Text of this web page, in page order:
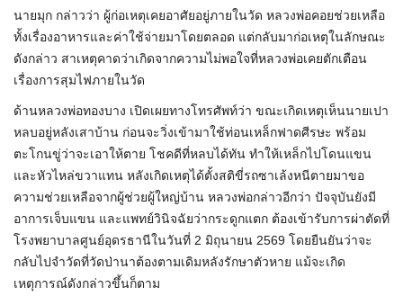
นายมุก กล่าวว่า ผู้ก่อเหตุเคยอาศัยอยู่ภายในวัด หลวงพ่อคอยช่วยเหลือ
ทั้งเรื่องอาหารและค่าใช้จ่ายมาโดยตลอด แต่กลับมาก่อเหตุในลักษณะ
ดังกล่าว สาเหตุคาดว่าเกิดจากความไม่พอใจที่หลวงพ่อเคยตักเตือน
เรื่องการสุมไฟภายในวัด
ด้านหลวงพ่อทองบาง เปิดเผยทางโทรศัพท์ว่า ขณะเกิดเหตุเห็นนายเปา
หลบอยู่หลังเสาบ้าน ก่อนจะวิ่งเข้ามาใช้ท่อนเหล็กฟาดศีรษะ พร้อม
ตะโกนขู่ว่าจะเอาให้ตาย โชคดีที่หลบได้ทัน ทำให้เหล็กไปโดนแขน
และหัวไหล่ขวาแทน หลังเกิดเหตุได้ตั้งสติขี่รถซาเล้งหนีตายมาขอ
ความช่วยเหลือจากผู้ช่วยผู้ใหญ่บ้าน หลวงพ่อกล่าวอีกว่า ปัจจุบันยังมี
อาการเจ็บแขน และแพทย์วินิจฉัยว่ากระดูกแตก ต้องเข้ารับการผ่าตัดที่
โรงพยาบาลศูนย์อุดรธานีในวันที่ 2 มิถุนายน 2569 โดยยืนยันว่าจะ
กลับไปจำวัดที่วัดป่านาต้องตามเดิมหลังรักษาตัวหาย แม้จะเกิด
เหตุการณ์ดังกล่าวขึ้นก็ตาม